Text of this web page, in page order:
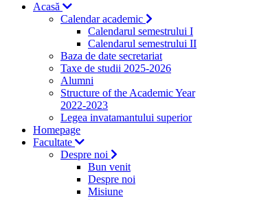
Acasă
Calendar academic
Calendarul semestrului I
Calendarul semestrului II
Baza de date secretariat
Taxe de studii 2025-2026
Alumni
Structure of the Academic Year
2022-2023
Legea invatamantului superior
Homepage
Facultate
Despre noi
Bun venit
Despre noi
Misiune